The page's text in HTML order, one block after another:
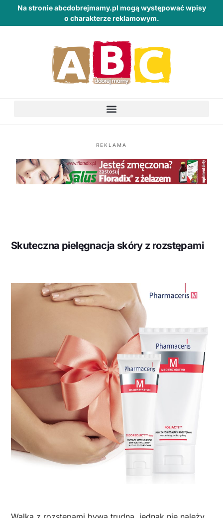
Na stronie abcdobrejmamy.pl mogą występować wpisy
o charakterze reklamowym.
REKLAMA
Skuteczna pielęgnacja skóry z rozstępami